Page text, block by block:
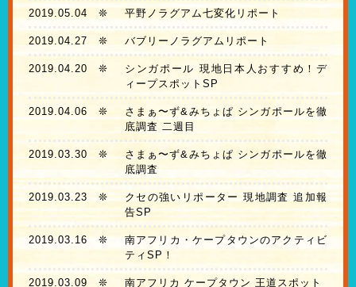
2019.05.04 ❊ 平野ノラグアム七変化リポート
2019.04.27 ❊ バブリーノラグアムリポート
2019.04.20 ❊
シンガポール 現地日本人おすすめ！デ
ィープスポットSP
2019.04.06 ❊
さまぁ〜ず&みちょぱ シンガポールを徹
底調査 二週目
2019.03.30 ❊
さまぁ〜ず&みちょぱ シンガポールを徹
底調査
2019.03.23 ❊
クセの強いリポーター 現地調査 追加報
告SP
2019.03.16 ❊
南アフリカ・ケープタウンのアクティビ
ティSP！
2019.03.09 ❊ 南アフリカ ケープタウン 王道スポット